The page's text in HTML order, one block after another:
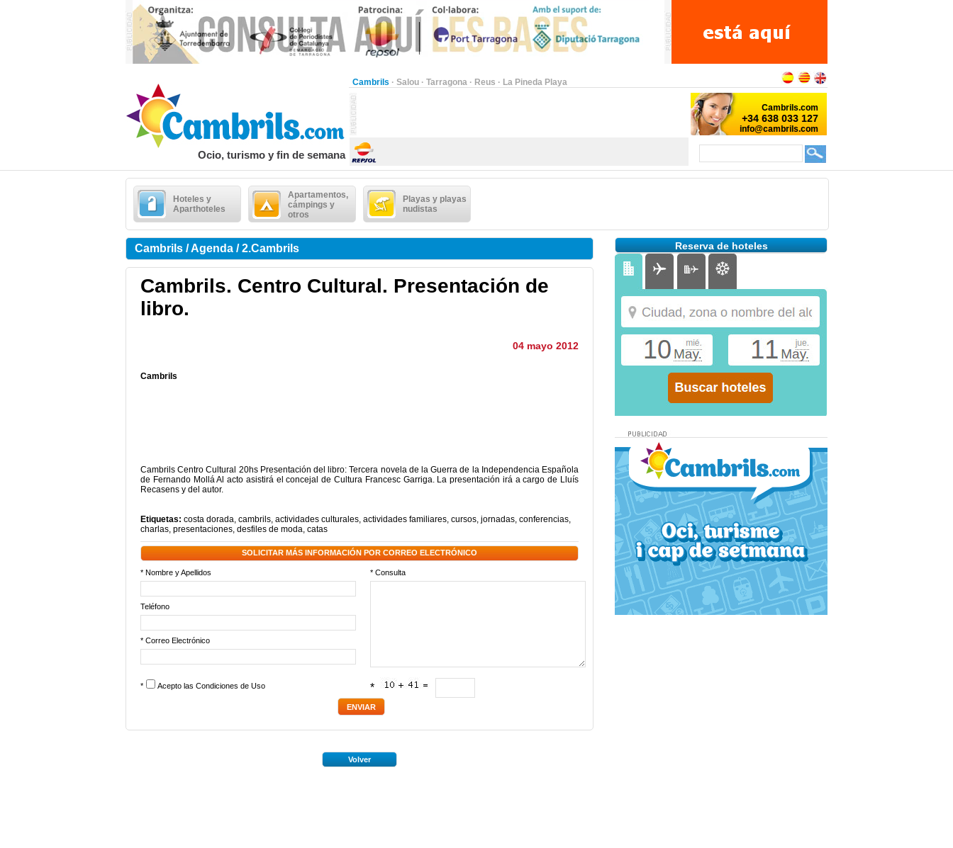
Cambrils · Salou · Tarragona · Reus · La Pineda Playa
Ocio, turismo y fin de semana
Hoteles y
Aparthoteles
Apartamentos,
cámpings y
otros
Playas y playas
nudistas
Cambrils / Agenda / 2.Cambrils
Cambrils. Centro Cultural. Presentación de
libro.
04 mayo 2012
Cambrils
Cambrils Centro Cultural 20hs Presentación del libro: Tercera novela de la Guerra de la Independencia Española
de Fernando Mollá Al acto asistirá el concejal de Cultura Francesc Garriga. La presentación irá a cargo de Lluís
Recasens y del autor.
Etiquetas: costa dorada, cambrils, actividades culturales, actividades familiares, cursos, jornadas, conferencias,
charlas, presentaciones, desfiles de moda, catas
SOLICITAR MÁS INFORMACIÓN POR CORREO ELECTRÓNICO
* Nombre y Apellidos * Consulta
Teléfono
* Correo Electrónico
* Acepto las Condiciones de Uso *
Volver
Reserva de hoteles